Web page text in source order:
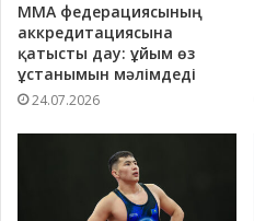
ММА федерациясының
аккредитациясына
қатысты дау: ұйым өз
ұстанымын мәлімдеді
24.07.2026